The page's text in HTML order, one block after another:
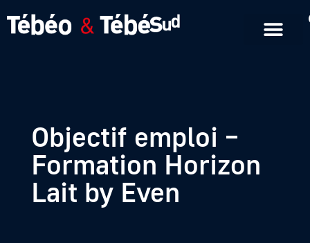
Objectif emploi –
Formation Horizon
Lait by Even